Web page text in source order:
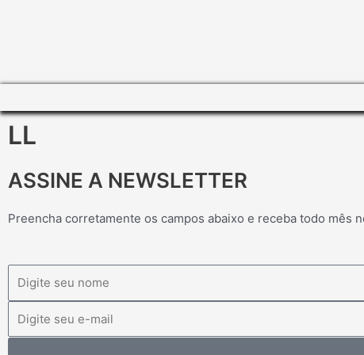
LL
ASSINE A NEWSLETTER
Preencha corretamente os campos abaixo e receba todo mês